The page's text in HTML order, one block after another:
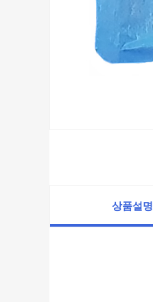
상품설명